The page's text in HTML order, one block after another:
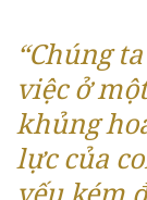
“Chúng
việc ở
khủng
lực của